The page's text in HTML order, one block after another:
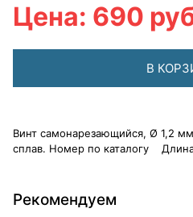
Цена: 690
В
Винт самонарезающийся, Ø 1,2
сплав. Номер по каталогу
Рекомендуем